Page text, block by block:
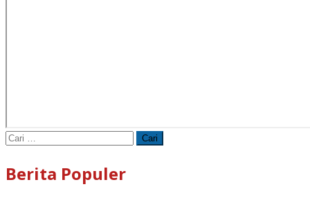
Cari
untuk:
Berita Populer